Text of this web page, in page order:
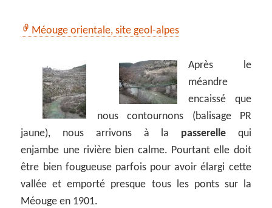
Méouge orientale, site geol-alpes
Après le
méandre
encaissé que
nous contournons (balisage PR
jaune), nous arrivons à la passerellequi
enjambe une rivière bien calme. Pourtant elle doit
être bien fougueuse parfois pour avoir élargi cette
vallée et emporté presque tous les ponts sur la
Méouge en 1901.